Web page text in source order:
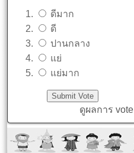
ดีมาก
ดี
ปานกลาง
แย่
แย่มาก
ดูผลการ vote